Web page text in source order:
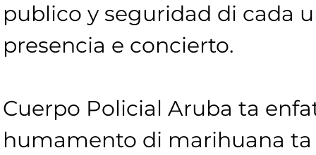
publico y seguridad di cada
presencia e concierto.
Cuerpo Policial Aruba ta
humamento di marihuana